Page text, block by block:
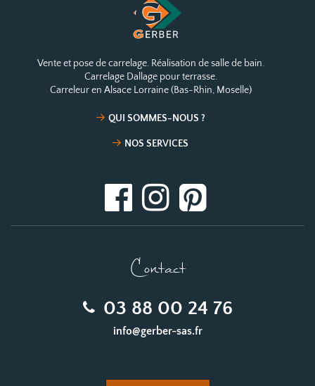
Vente et pose de carrelage. Réalisation de salle de bain.
Carrelage Dallage pour terrasse.
Carreleur en Alsace Lorraine (Bas-Rhin, Moselle)
QUI SOMMES-NOUS ?
NOS SERVICES
Contact
03 88 00 24 76
info@gerber-sas.fr